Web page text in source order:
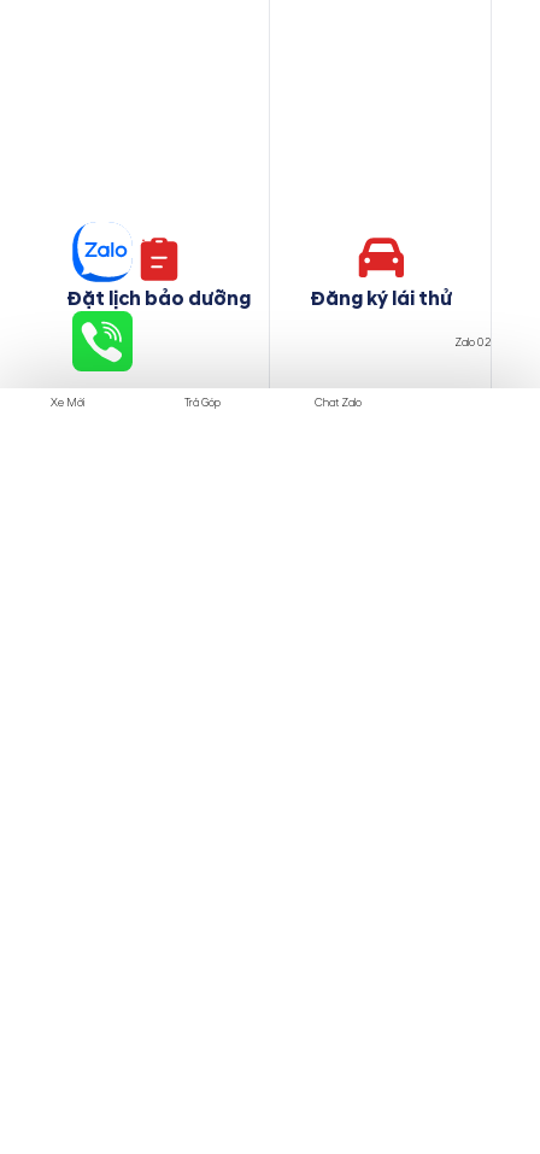
Đặt lịch bảo dưỡng Đăng ký lái thử
Xe Mới Trả Góp Chat Zalo
Zalo 02